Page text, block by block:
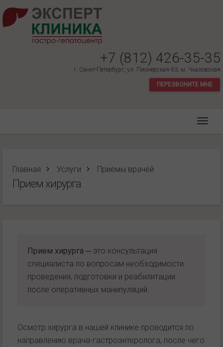
+7 (812) 426-35-35
г. Санкт-Петербург, ул. Пионерская 63, м. Чкаловская
ПЕРЕЗВОНИТЕ МНЕ
Главная Услуги Приемы врачей
Прием хирурга
Прием хирурга ─ это консультация
специалиста по вопросам необходимости
проведения, подготовки и реабилитации
после оперативных манипуляций.
Осмотр хирурга в нашей клинике проводится по
направлению врача-гастроэнтеролога, после чего